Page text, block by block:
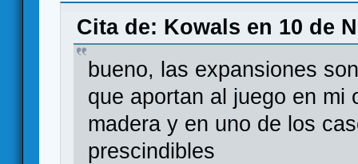
Cita de: Kowals en 10 de
bueno, las expansiones
que aportan al juego en mi
madera y en uno de los
prescindibles